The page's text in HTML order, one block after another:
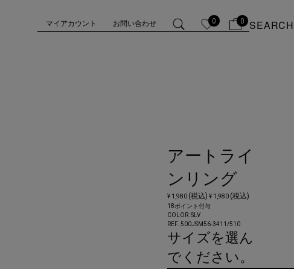
マイアカウント お問い合わせ 0 0 SEARCH
アートライ
ンリング
¥ 1,980 (税込) ¥ 1,980 (税込)
18ポイント付与
COLOR:SLV
REF. 500JSM56-3411/510
サイズを選ん
でください。